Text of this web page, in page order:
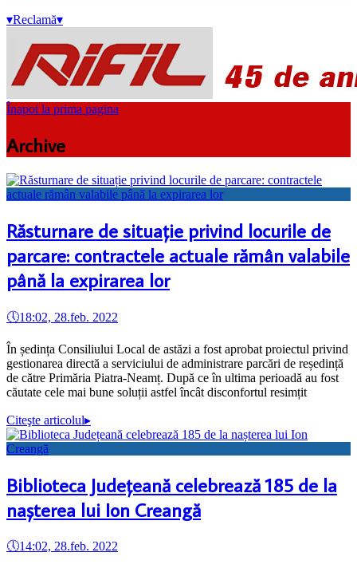
▾Reclamă▾
Înapoi la prima pagina
Archive
Răsturnare de situație privind locurile de
parcare: contractele actuale rămân valabile
până la expirarea lor
🕔18:02, 28.feb. 2022
În ședința Consiliului Local de astăzi a fost aprobat proiectul privind
gestionarea directă a serviciului de administrare parcări de reședință
de către Primăria Piatra-Neamț. După ce în ultima perioadă au fost
căutate cele mai bune soluții astfel încât disconfortul resimțit
Citeşte articolul▸
Biblioteca Județeană celebrează 185 de la
nașterea lui Ion Creangă
🕔14:02, 28.feb. 2022